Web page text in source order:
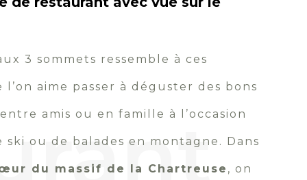
3 sommets ressemble à ces
aime passer à déguster des bons
amis ou en famille à l’occasion
ou de balades en montagne. Dans
du massif de la Chartreuse , on